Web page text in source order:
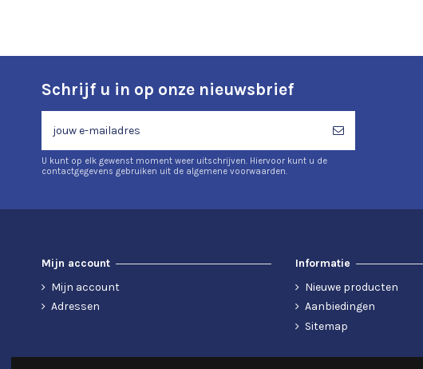
Schrijf u in op onze nieuwsbrief
U kunt op elk gewenst moment weer uitschrijven. Hiervoor kunt u de
contactgegevens gebruiken uit de algemene voorwaarden.
Mijn account
Mijn account
Adressen
Informatie
Nieuwe producten
Aanbiedingen
Sitemap